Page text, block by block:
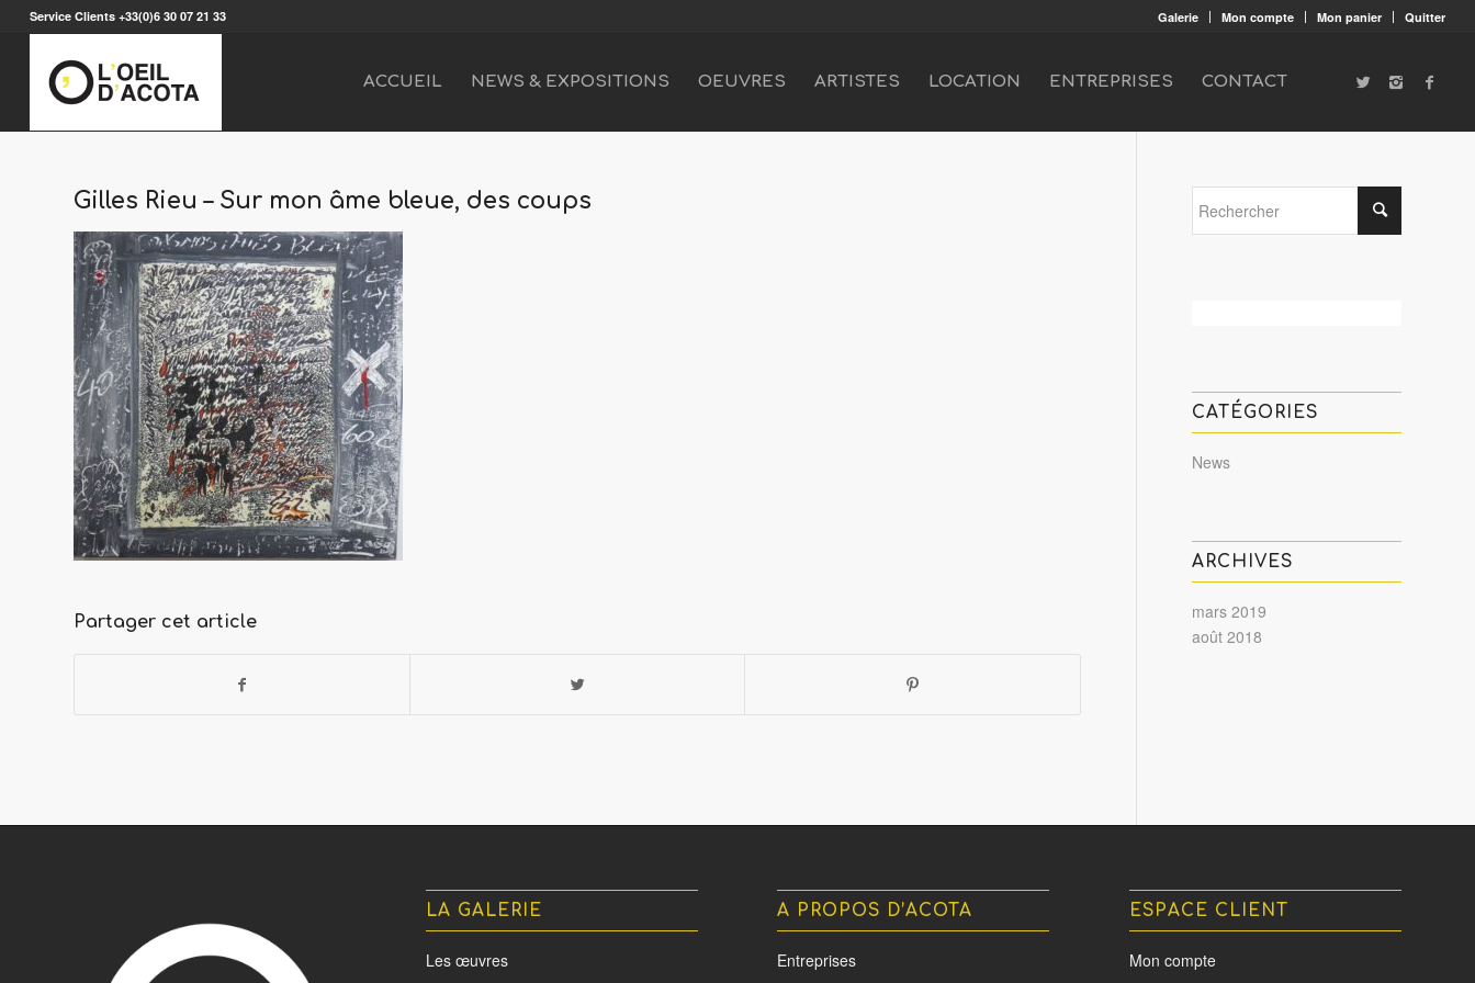
Galerie Mon compte Mon panier Quitter
Service Clients +33(0)6 30 07 21 33
ACCUEIL NEWS & EXPOSITIONS OEUVRES ARTISTES LOCATION ENTREPRISES CONTACT
Gilles Rieu – Sur mon âme bleue, des coups
Partager cet article
CATÉGORIES
News
ARCHIVES
mars 2019
août 2018
LA GALERIE
Les œuvres
A PROPOS D’ACOTA
Entreprises
ESPACE CLIENT
Mon compte